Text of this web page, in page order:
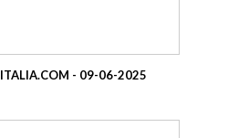
- 09-06-2025